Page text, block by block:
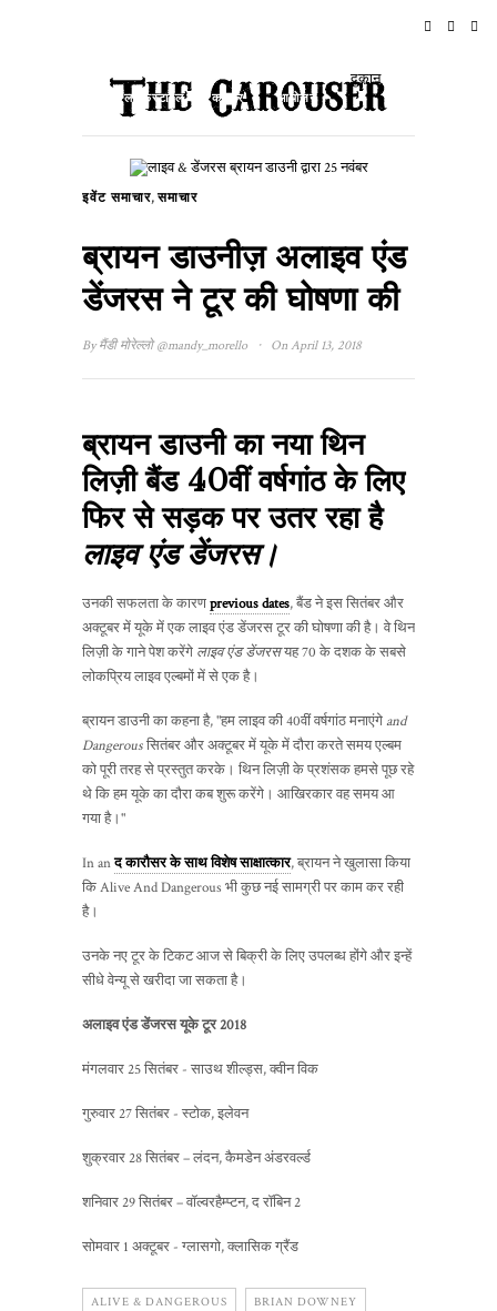
लाइफस्टाइल और कल्चर आयोजन
दुकान
इवेंट समाचार,समाचार
ब्रायन डाउनीज़ अलाइव एंड
डेंजरस ने टूर की घोषणा की
Byमैंडी मोरेल्लो@mandy_morello · On April 13, 2018
ब्रायन डाउनी का नया थिन
लिज़ी बैंड 40वीं वर्षगांठ के लिए
फिर से सड़क पर उतर रहा है
लाइव एंड डेंजरस।
उनकी सफलता के कारणprevious dates, बैंड ने इस सितंबर और
अक्टूबर में यूके में एक लाइव एंड डेंजरस टूर की घोषणा की है। वे थिन
लिज़ी के गाने पेश करेंगे लाइव एंड डेंजरसयह 70 के दशक के सबसे
लोकप्रिय लाइव एल्बमों में से एक है।
ब्रायन डाउनी का कहना है, "हम लाइव की 40वीं वर्षगांठ मनाएंगेand
Dangerousसितंबर और अक्टूबर में यूके में दौरा करते समय एल्बम
को पूरी तरह से प्रस्तुत करके। थिन लिज़ी के प्रशंसक हमसे पूछ रहे
थे कि हम यूके का दौरा कब शुरू करेंगे। आखिरकार वह समय आ
गया है।"
In anद कारौसर के साथ विशेष साक्षात्कार, ब्रायन ने खुलासा किया
कि Alive And Dangerous भी कुछ नई सामग्री पर काम कर रही
है।
उनके नए टूर के टिकट आज से बिक्री के लिए उपलब्ध होंगे और इन्हें
सीधे वेन्यू से खरीदा जा सकता है।
अलाइव एंड डेंजरस यूके टूर 2018
मंगलवार 25 सितंबर - साउथ शील्ड्स, क्वीन विक
गुरुवार 27 सितंबर - स्टोक, इलेवन
शुक्रवार 28 सितंबर – लंदन, कैमडेन अंडरवर्ल्ड
शनिवार 29 सितंबर – वॉल्वरहैम्प्टन, द रॉबिन 2
सोमवार 1 अक्टूबर - ग्लासगो, क्लासिक ग्रैंड
ALIVE & DANGEROUS BRIAN DOWNEY